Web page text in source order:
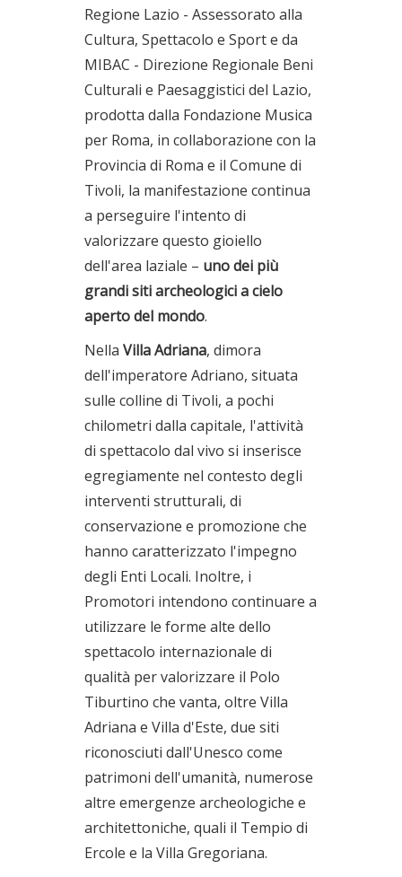
Regione Lazio - Assessorato alla
Cultura, Spettacolo e Sport e da
MIBAC - Direzione Regionale Beni
Culturali e Paesaggistici del Lazio,
prodotta dalla Fondazione Musica
per Roma, in collaborazione con la
Provincia di Roma e il Comune di
Tivoli, la manifestazione continua
a perseguire l'intento di
valorizzare questo gioiello
dell'area laziale – uno dei più
grandi siti archeologici a cielo
aperto del mondo.
Nella Villa Adriana, dimora
dell'imperatore Adriano, situata
sulle colline di Tivoli, a pochi
chilometri dalla capitale, l'attività
di spettacolo dal vivo si inserisce
egregiamente nel contesto degli
interventi strutturali, di
conservazione e promozione che
hanno caratterizzato l'impegno
degli Enti Locali. Inoltre, i
Promotori intendono continuare a
utilizzare le forme alte dello
spettacolo internazionale di
qualità per valorizzare il Polo
Tiburtino che vanta, oltre Villa
Adriana e Villa d'Este, due siti
riconosciuti dall'Unesco come
patrimoni dell'umanità, numerose
altre emergenze archeologiche e
architettoniche, quali il Tempio di
Ercole e la Villa Gregoriana.